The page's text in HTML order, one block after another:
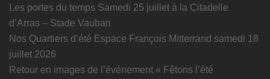
Les portes du temps Samedi 25 juillet à la Citadelle
d’Arras – Stade Vauban
Nos Quartiers d’été Espace François Mitterrand samedi 18
juillet 2026
Retour en images de l’événement « Fêtons l’été